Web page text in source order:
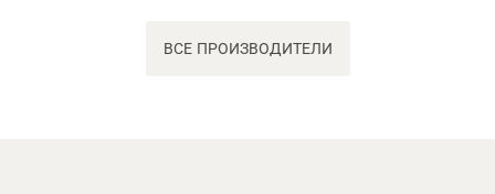
ВСЕ ПРОИЗВОДИТЕЛИ